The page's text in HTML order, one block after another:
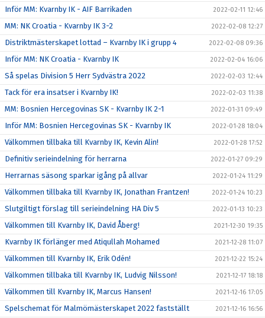
Inför MM: Kvarnby IK - AIF Barrikaden 2022-02-11 12:46
MM: NK Croatia - Kvarnby IK 3-2 2022-02-08 12:27
Distriktmästerskapet lottad – Kvarnby IK i grupp 4 2022-02-08 09:36
Inför MM: NK Croatia - Kvarnby IK 2022-02-04 16:06
Så spelas Division 5 Herr Sydvästra 2022 2022-02-03 12:44
Tack för era insatser i Kvarnby IK! 2022-02-03 11:38
MM: Bosnien Hercegovinas SK - Kvarnby IK 2-1 2022-01-31 09:49
Inför MM: Bosnien Hercegovinas SK - Kvarnby IK 2022-01-28 18:04
Välkommen tillbaka till Kvarnby IK, Kevin Alin! 2022-01-28 17:52
Definitiv serieindelning för herrarna 2022-01-27 09:29
Herrarnas säsong sparkar igång på allvar 2022-01-24 11:29
Välkommen tillbaka till Kvarnby IK, Jonathan Frantzen! 2022-01-24 10:23
Slutgiltigt förslag till serieindelning HA Div 5 2022-01-13 10:23
Välkommen till Kvarnby IK, David Åberg! 2021-12-30 19:35
Kvarnby IK förlänger med Atiqullah Mohamed 2021-12-28 11:07
Välkommen till Kvarnby IK, Erik Odén! 2021-12-22 15:24
Välkommen tillbaka till Kvarnby IK, Ludvig Nilsson! 2021-12-17 18:18
Välkommen till Kvarnby IK, Marcus Hansen! 2021-12-16 17:05
Spelschemat för Malmömästerskapet 2022 fastställt 2021-12-16 16:56